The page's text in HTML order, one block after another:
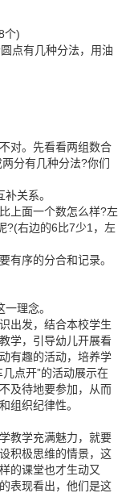
个)
点有几种分法，用油
对。先看看两组数合
分有几种分法?你们
关系。
面一个数怎么样?左
?(右边的6比7少1，左
序的分合和记录。
理念。
发，结合本校学生
学，引导幼儿开展看
有趣的活动，培养学
点开”的活动展示在
及待地要参加，从而
组织纪律性。
教学充满魅力，就要
积极思维的情景，这
的课堂也才生动又
表现看出，他们是这